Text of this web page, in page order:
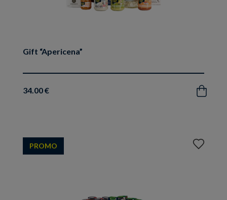
Gift “Apericena”
34.00 € Acquista
PROMO
Aggiungi